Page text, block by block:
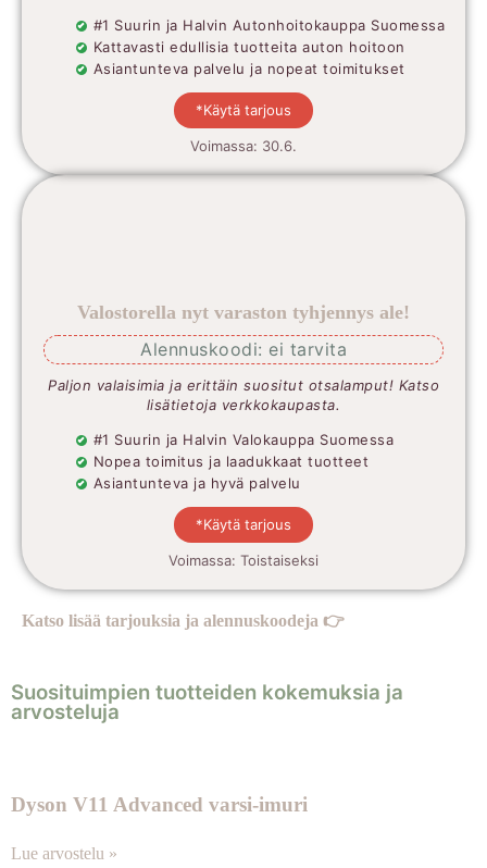
#1 Suurin ja Halvin Autonhoitokauppa Suomessa
Kattavasti edullisia tuotteita auton hoitoon
Asiantunteva palvelu ja nopeat toimitukset
*Käytä tarjous
Voimassa: 30.6.
Valostorella nyt varaston tyhjennys ale!
Alennuskoodi: ei tarvita
Paljon valaisimia ja erittäin suositut otsalamput! Katso
lisätietoja verkkokaupasta.
#1 Suurin ja Halvin Valokauppa Suomessa
Nopea toimitus ja laadukkaat tuotteet
Asiantunteva ja hyvä palvelu
*Käytä tarjous
Voimassa: Toistaiseksi
Katso lisää tarjouksia ja alennuskoodeja 👉
Suosituimpien tuotteiden kokemuksia ja
arvosteluja
Dyson V11 Advanced varsi-imuri
Lue arvostelu »